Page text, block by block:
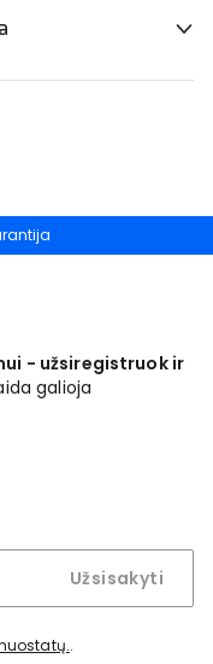
- užsiregistruok ir
galioja
Užsisakyti
.